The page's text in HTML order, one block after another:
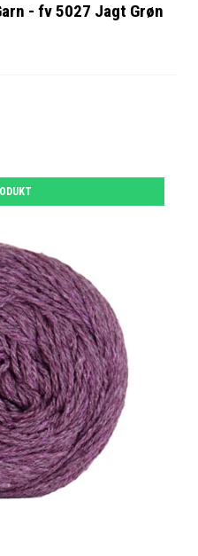
- fv 5027 Jagt Grøn